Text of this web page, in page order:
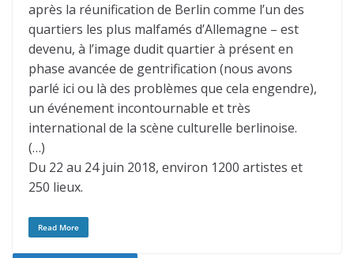
après la réunification de Berlin comme l’un des
quartiers les plus malfamés d’Allemagne – est
devenu, à l’image dudit quartier à présent en
phase avancée de gentrification (nous avons
parlé ici ou là des problèmes que cela engendre),
un événement incontournable et très
international de la scène culturelle berlinoise.
(…)
Du 22 au 24 juin 2018, environ 1200 artistes et
250 lieux.
Read More